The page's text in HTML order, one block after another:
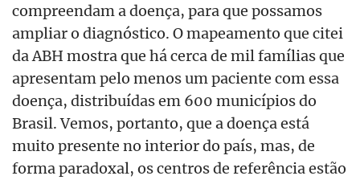
compreendam a doença, para que possamos
ampliar o diagnóstico. O mapeamento que citei
da ABH mostra que há cerca de mil famílias que
apresentam pelo menos um paciente com essa
doença, distribuídas em 600 municípios do
Brasil. Vemos, portanto, que a doença está
muito presente no interior do país, mas, de
forma paradoxal, os centros de referência estão